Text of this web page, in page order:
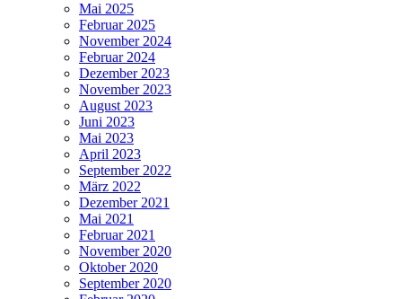
Mai 2025
Februar 2025
November 2024
Februar 2024
Dezember 2023
November 2023
August 2023
Juni 2023
Mai 2023
April 2023
September 2022
März 2022
Dezember 2021
Mai 2021
Februar 2021
November 2020
Oktober 2020
September 2020